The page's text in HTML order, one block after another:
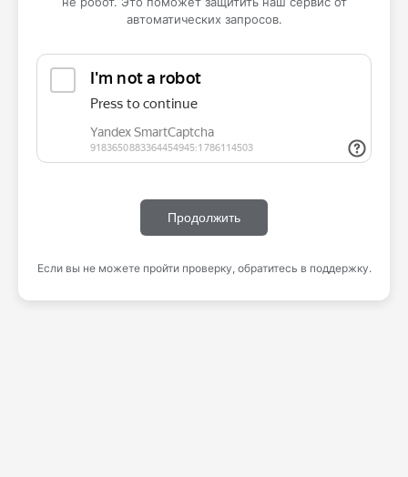
автоматических запросов.
Продолжить
Если вы не можете пройти проверку, обратитесь в поддержку.